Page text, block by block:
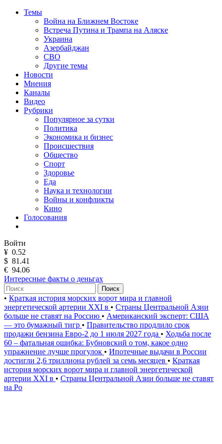
Темы
Война на Ближнем Востоке
Встреча Путина и Трампа на Аляске
Украина
Азербайджан
СВО
Другие темы
Новости
Мнения
Каналы
Видео
Рубрики
Популярное за сутки
Политика
Экономика и бизнес
Происшествия
Общество
Спорт
Здоровье
Еда
Наука и технологии
Войны и конфликты
Кино
Голосования
Войти
¥ 0.52
$ 81.41
€ 94.06
Интересные факты о деньгах
Поиск
• Краткая история морских ворот мира и главной
энергетической артерии XXI в • Страны Центральной Азии
больше не ставят на Россию • Американский эксперт: США
— это бумажный тигр • Правительство продлило срок
продажи бензина Евро-2 до 1 июля 2027 года • Ходьба после
60 – фатальная ошибка: Бубновский о том, какое одно
упражнение лучше прогулок • Ипотечные выдачи в России
достигли 2,6 триллиона рублей за семь месяцев • Краткая
история морских ворот мира и главной энергетической
артерии XXI в • Страны Центральной Азии больше не ставят
на Ро